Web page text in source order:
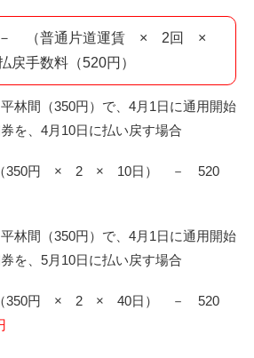
－ （普通片道運賃 × 2回 ×
手数料（520円）
平林間（350円）で、4月1日に通用開始
を、4月10日に払い戻す場合
350円 × 2 × 10日） － 520
平林間（350円）で、4月1日に通用開始
を、5月10日に払い戻す場合
350円 × 2 × 40日） － 520